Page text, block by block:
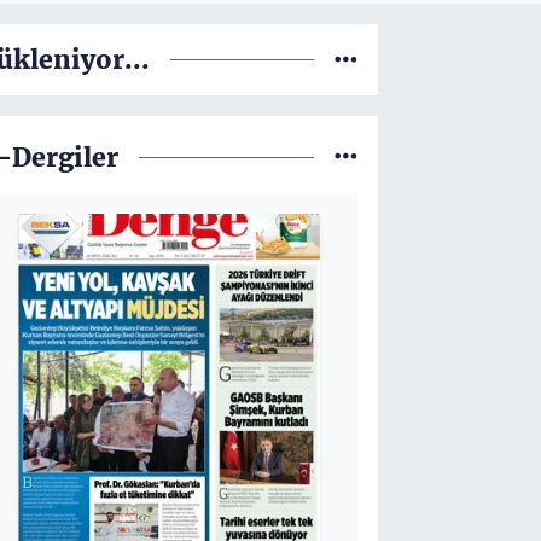
Dergiler